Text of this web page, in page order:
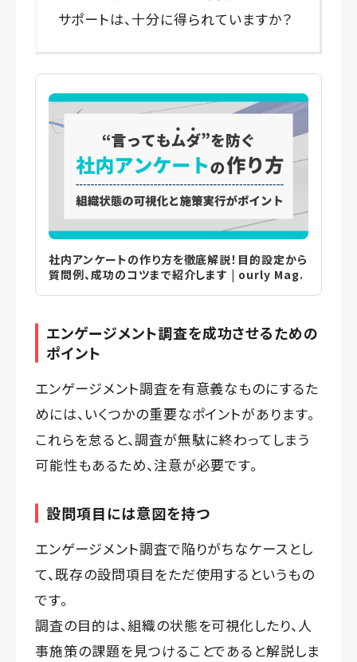
サポートは、十分に得られていますか？
社内アンケートの作り方を徹底解説！目的設定から
質問例、成功のコツまで紹介します | ourly Mag.
エンゲージメント調査を成功させるための
ポイント
エンゲージメント調査を有意義なものにするた
めには、いくつかの重要なポイントがあります。
これらを怠ると、調査が無駄に終わってしまう
可能性もあるため、注意が必要です。
設問項目には意図を持つ
エンゲージメント調査で陥りがちなケースとし
て、既存の設問項目をただ使用するというもの
です。
調査の目的は、組織の状態を可視化したり、人
事施策の課題を見つけることであると解説しま